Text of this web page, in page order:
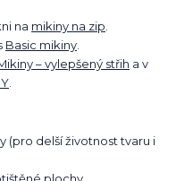
na mikiny na zip
Basic mikiny
– vylepšený střih a v
(pro delší životnost tvaru i
plochy.